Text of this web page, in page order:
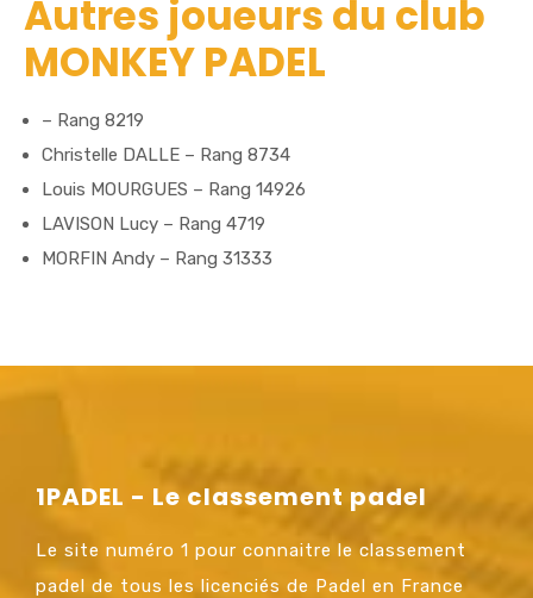
Autres joueurs du club
MONKEY PADEL
– Rang 8219
Christelle DALLE – Rang 8734
Louis MOURGUES – Rang 14926
LAVISON Lucy – Rang 4719
MORFIN Andy – Rang 31333
1PADEL - Le classement padel
Le site numéro 1 pour connaitre le classement
padel de tous les licenciés de Padel en France